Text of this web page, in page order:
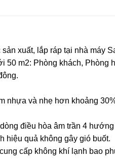
xuất, lắp ráp tại nhà máy
50 m2: Phòng khách, Phòng
nhựa và nhẹ hơn khoảng
điều hòa âm trần 4
hiệu quả không gây gió buốt.
cấp không khí lạnh bao